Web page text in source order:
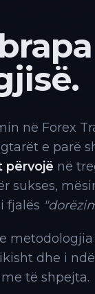
në Forex
e parë
përvojë në
sukses,
fjalës
metodologjia
dhe i
të shpejta.